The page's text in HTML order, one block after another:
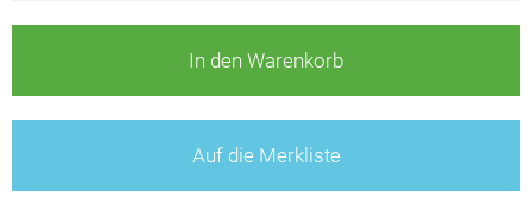
In den Warenkorb
Auf die Merkliste